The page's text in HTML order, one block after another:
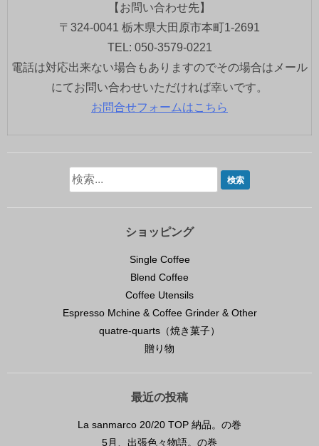
【お問い合わせ先】
〒324-0041 栃木県大田原市本町1-2691
TEL: 050-3579-0221
電話は対応出来ない場合もありますのでその場合はメール
にてお問い合わせいただければ幸いです。
お問合せフォームはこちら
ショッピング
Single Coffee
Blend Coffee
Coffee Utensils
Espresso Mchine & Coffee Grinder & Other
quatre-quarts（焼き菓子）
贈り物
最近の投稿
La sanmarco 20/20 TOP 納品。の巻
5月、出張色々物語。の巻